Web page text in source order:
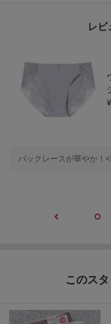
レビ
バックレースが華やか！
このス